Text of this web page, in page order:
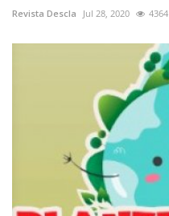
Revista Descla Jul 28, 2020 4364